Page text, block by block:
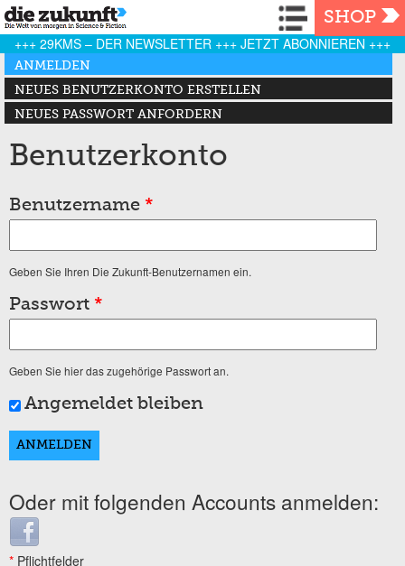
Navigation
SHOP
+++ 29KMS – DER NEWSLETTER +++ JETZT ABONNIEREN +++
Haupt-Reiter
ANMELDEN
(AKTIVER REITER)
NEUES BENUTZERKONTO ERSTELLEN
NEUES PASSWORT ANFORDERN
Benutzerkonto
Benutzername *
Geben Sie Ihren Die Zukunft-Benutzernamen ein.
Passwort *
Geben Sie hier das zugehörige Passwort an.
Angemeldet bleiben
Oder mit folgenden Accounts anmelden:
Login with Facebook
* Pflichtfelder